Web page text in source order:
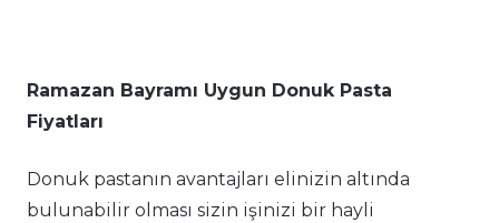
Ramazan Bayramı Uygun Donuk Pasta
Fiyatları
Donuk pastanın avantajları elinizin altında
bulunabilir olması sizin işinizi bir hayli